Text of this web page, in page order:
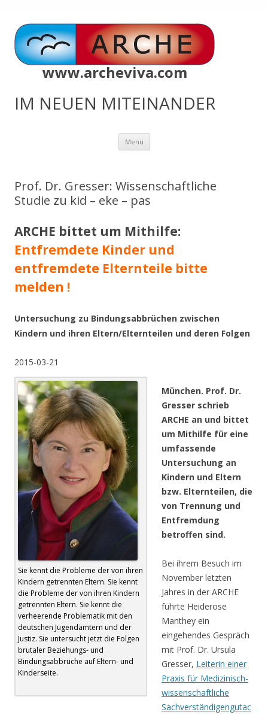
www.archeviva.com
IM NEUEN MITEINANDER
Menü Zum
springen
Prof. Dr. Gresser: Wissenschaftliche
Studie zu kid – eke – pas
ARCHE bittet um Mithilfe:
Entfremdete Kinder und
entfremdete Elternteile bitte
melden !
Untersuchung zu Bindungsabbrüchen zwischen
Kindern und ihren Eltern/Elternteilen und deren Folgen
2015-03-21
Sie kennt die Probleme der von ihren
Kindern getrennten Eltern. Sie kennt
die Probleme der von ihren Kindern
getrennten Eltern. Sie kennt die
verheerende Problematik mit den
deutschen Jugendämtern und der
Justiz. Sie untersucht jetzt die Folgen
brutaler Beziehungs- und
Bindungsabbrüche auf Eltern- und
Kinderseite.
München. Prof. Dr.
Gresser schrieb
ARCHE an und bittet
um Mithilfe für eine
umfassende
Untersuchung an
Kindern und Eltern
bzw. Elternteilen, die
von Trennung und
Entfremdung
betroffen sind.
Bei ihrem Besuch im
November letzten
Jahres in der ARCHE
führte Heiderose
Manthey ein
eingehendes Gespräch
mit Prof. Dr. Ursula
Gresser, Leiterin einer
Praxis für Medizinisch-
wissenschaftliche
Sachverständigengutac